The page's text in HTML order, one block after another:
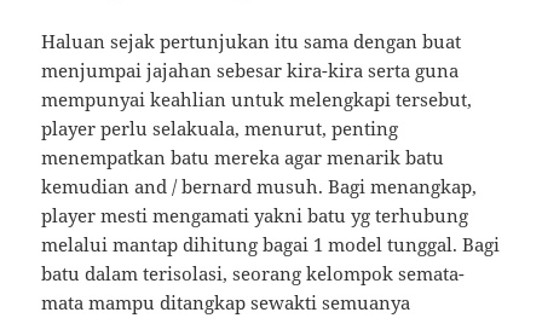
Haluan sejak pertunjukan itu sama dengan buat
menjumpai jajahan sebesar kira-kira serta guna
mempunyai keahlian untuk melengkapi tersebut,
player perlu selakuala, menurut, penting
menempatkan batu mereka agar menarik batu
kemudian and / bernard musuh. Bagi menangkap,
player mesti mengamati yakni batu yg terhubung
melalui mantap dihitung bagai 1 model tunggal. Bagi
batu dalam terisolasi, seorang kelompok semata-
mata mampu ditangkap sewakti semuanya